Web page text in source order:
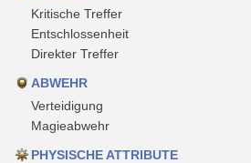
Kritische Treffer
Entschlossenheit
Direkter Treffer
ABWEHR
Verteidigung
Magieabwehr
PHYSISCHE ATTRIBUTE